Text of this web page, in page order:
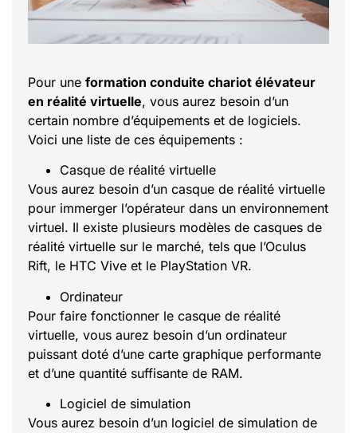
Pour une formation conduite chariot élévateur
en réalité virtuelle, vous aurez besoin d’un
certain nombre d’équipements et de logiciels.
Voici une liste de ces équipements :
Casque de réalité virtuelle
Vous aurez besoin d’un casque de réalité virtuelle
pour immerger l’opérateur dans un environnement
virtuel. Il existe plusieurs modèles de casques de
réalité virtuelle sur le marché, tels que l’Oculus
Rift, le HTC Vive et le PlayStation VR.
Ordinateur
Pour faire fonctionner le casque de réalité
virtuelle, vous aurez besoin d’un ordinateur
puissant doté d’une carte graphique performante
et d’une quantité suffisante de RAM.
Logiciel de simulation
Vous aurez besoin d’un logiciel de simulation de